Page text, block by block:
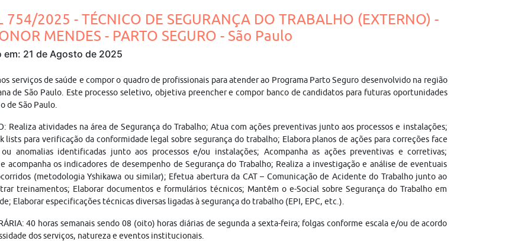
754/2025 - TÉCNICO DE SEGURANÇA DO TRABALHO (EXTERNO) -
MENDES - PARTO SEGURO - São Paulo
em: 21 de Agosto de 2025
serviços de saúde e compor o quadro de profissionais para atender ao Programa Parto Seguro desenvolvido na região
de São Paulo. Este processo seletivo, objetiva preencher e compor banco de candidatos para futuras oportunidades
de São Paulo.
Realiza atividades na área de Segurança do Trabalho; Atua com ações preventivas junto aos processos e instalações;
lists para verificação da conformidade legal sobre segurança do trabalho; Elabora planos de ações para correções face
anomalias identificadas junto aos processos e/ou instalações; Acompanha as ações preventivas e corretivas;
acompanha os indicadores de desempenho de Segurança do Trabalho; Realiza a investigação e análise de eventuais
(metodologia Yshikawa ou similar); Efetua abertura da CAT – Comunicação de Acidente do Trabalho junto ao
treinamentos; Elaborar documentos e formulários técnicos; Mantêm o e-Social sobre Segurança do Trabalho em
Elaborar especificações técnicas diversas ligadas à segurança do trabalho (EPI, EPC, etc.).
40 horas semanais sendo 08 (oito) horas diárias de segunda a sexta-feira; folgas conforme escala e/ou de acordo
dos serviços, natureza e eventos institucionais.